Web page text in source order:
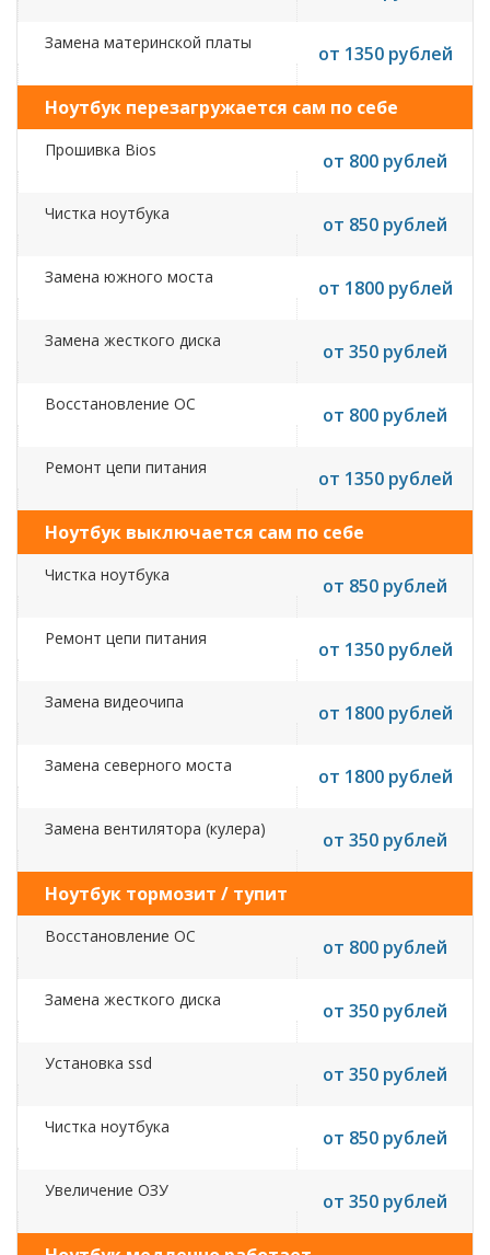
Замена материнской платы от 1350 рублей
Ноутбук перезагружается сам по себе
Прошивка Bios от 800 рублей
Чистка ноутбука от 850 рублей
Замена южного моста от 1800 рублей
Замена жесткого диска от 350 рублей
Восстановление ОС от 800 рублей
Ремонт цепи питания от 1350 рублей
Ноутбук выключается сам по себе
Чистка ноутбука от 850 рублей
Ремонт цепи питания от 1350 рублей
Замена видеочипа от 1800 рублей
Замена северного моста от 1800 рублей
Замена вентилятора (кулера) от 350 рублей
Ноутбук тормозит / тупит
Восстановление ОС от 800 рублей
Замена жесткого диска от 350 рублей
Установка ssd от 350 рублей
Чистка ноутбука от 850 рублей
Увеличение ОЗУ от 350 рублей